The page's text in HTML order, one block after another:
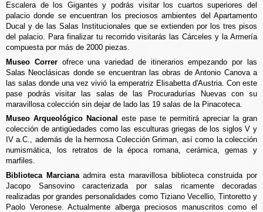
Escalera de los Gigantes y podrás visitar los cuartos superiores del
palacio donde se encuentran los preciosos ambientes del Apartamento
Ducal y de las Salas Institucionales que se extienden por los tres pisos
del palacio. Para finalizar tu recorrido visitarás las Cárceles y la Armería
compuesta por más de 2000 piezas.
Museo Correr ofrece una variedad de itinerarios empezando por las
Salas Neoclásicas donde se encuentran las obras de Antonio Canova a
las salas donde una vez vivió la emperatriz Elisabetta d'Austria. Con este
pase podrás visitar las salas de las Procuradurías Nuevas con su
maravillosa colección sin dejar de lado las 19 salas de la Pinacoteca.
Museo Arqueológico Nacional este pase te permitirá apreciar la gran
colección de antigüedades como las esculturas griegas de los siglos V y
IV a.C., además de la hermosa Colección Griman, así como la colección
numismática, los retratos de la época romana, cerámica, gemas y
marfiles.
Biblioteca Marcianaadmira esta maravillosa biblioteca construida por
Jacopo Sansovino caracterizada por salas ricamente decoradas
realizadas por grandes personalidades como Tiziano Vecellio, Tintoretto y
Paolo Veronese. Actualmente alberga preciosos manuscritos como el